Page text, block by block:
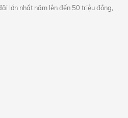
lớn nhất năm lên đến 50 triệu đồng,